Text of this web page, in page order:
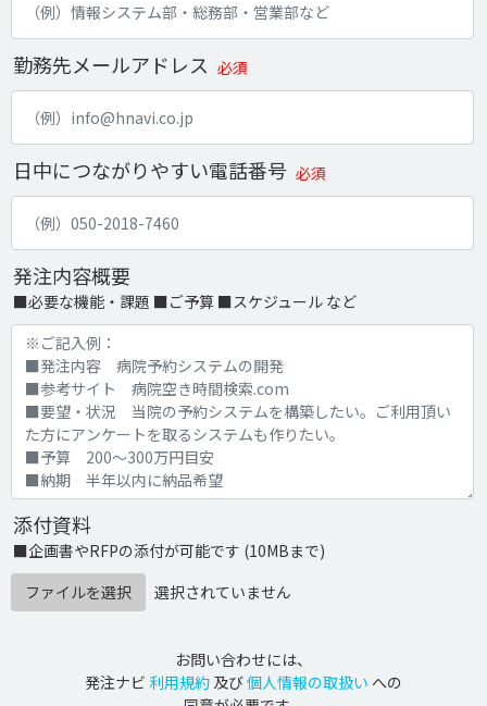
勤務先メールアドレス 必須
日中につながりやすい電話番号 必須
発注内容概要
■必要な機能・課題 ■ご予算 ■スケジュール など
添付資料
■企画書やRFPの添付が可能です (10MBまで)
ファイルを選択
選択されていません
お問い合わせには、
発注ナビ 利用規約 及び個人情報の取扱い への